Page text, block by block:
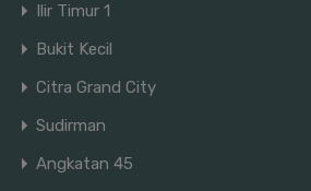
Ilir Timur 1
Bukit Kecil
Citra Grand City
Sudirman
Angkatan 45